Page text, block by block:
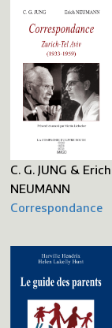
C. G. JUNG & Erich
NEUMANN
Correspondance